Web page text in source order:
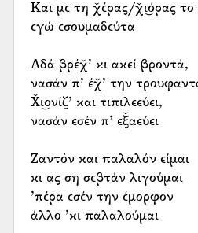
Και με τη χ̌έρας/χ̌ι͜όρας το
εγώ εσουμαδεύτα
Αδά βρέχ̌’ κι ακεί βροντά,
νασάν π’ έχ̌’ την
Χ̌ι͜ονίζ’ και τιπιλεεύει,
νασάν εσέν π’ εξ̌αεύει
Ζαντόν και παλαλόν είμαι
κι ας ση σεβτάν λιγούμαι
’πέρα εσέν την έμορφον
άλλο ’κι παλαλούμαι